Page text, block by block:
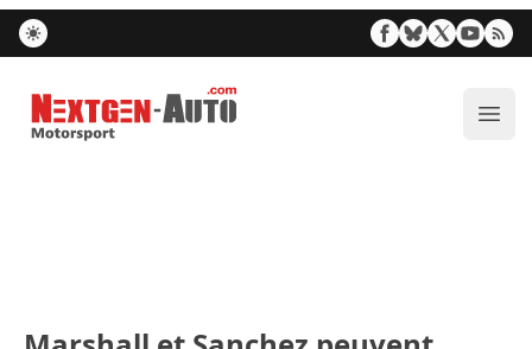
Nextgen-Auto.com